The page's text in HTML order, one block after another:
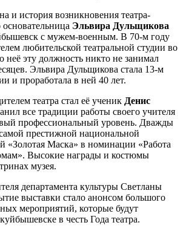
и история возникновения театра-
Эльвира Дульщикова
с мужем-военным. В 70-м году
любительской театральной студии во
неё эту должность никто не занимал
Эльвира Дульщикова стала 13-м
и проработала в ней 40 лет.
театра стал её ученик Денис
все традиции работы своего учителя
профессиональный уровень. Дважды
престижной национальной
«Золотая Маска» в номинации «Работа
Высокие награды и костюмы
музея.
департамента культуры Светланы
выставки стало анонсом большого
мероприятий, которые будут
в честь Года театра.